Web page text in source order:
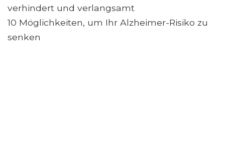
verhindert und verlangsamt
10 Möglichkeiten, um Ihr Alzheimer-Risiko zu
senken